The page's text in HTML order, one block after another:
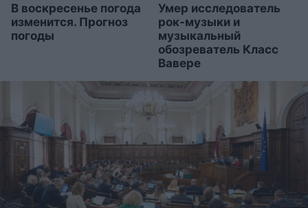
В воскресенье погода
изменится. Прогноз
погоды
Умер исследователь
рок-музыки и
музыкальный
обозреватель Класс
Вавере